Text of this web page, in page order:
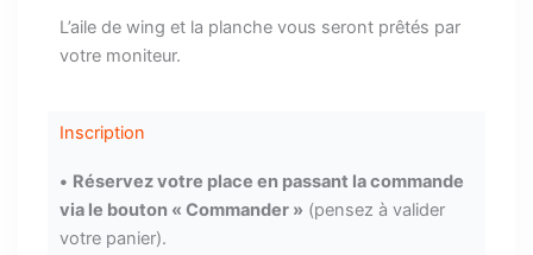
L’aile de wing et la planche vous seront prêtés par
votre moniteur.
Inscription
• Réservez votre place en passant la commande
via le bouton « Commander » (pensez à valider
votre panier).